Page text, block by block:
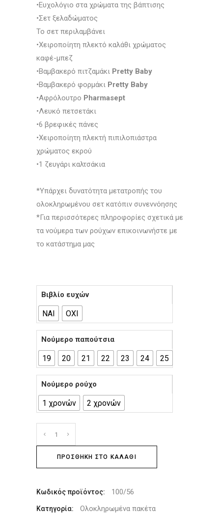
•Ευχολόγιο στα χρώματα της βάπτισης
•Σετ ξελαδώματος
Το σετ περιλαμβάνει
•Χειροποίητη πλεκτό καλάθι χρώματος
καφέ-μπεζ
•Βαμβακερό πιτζαμάκι Pretty Baby
•Βαμβακερό φορμάκι Pretty Baby
•Αφρόλουτρο Pharmasept
•Λευκό πετσετάκι
•6 βρεφικές πάνες
•Χειροποίητη πλεκτή πιπιλοπιάστρα
χρώματος εκρού
•1 ζευγάρι καλτσάκια
*Υπάρχει δυνατότητα μετατροπής του
ολοκληρωμένου σετ κατόπιν συνεννόησης
*Για περισσότερες πληροφορίες σχετικά με
τα νούμερα των ρούχων επικοινωνήστε με
το κατάστημα μας
Βιβλίο ευχών
ΝΑΙ ΟΧΙ
Νούμερο παπούτσια
19 20 21 22 23 24 25
Νούμερο ρούχο
1 χρονών 2 χρονών
ΠΡΟΣΘΉΚΗ ΣΤΟ ΚΑΛΆΘΙ
Κωδικός προϊόντος: 100/56
Κατηγορία: Ολοκληρωμένα πακέτα